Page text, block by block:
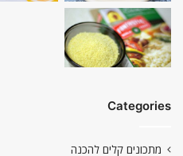
Categories
מתכונים קלים להכנה